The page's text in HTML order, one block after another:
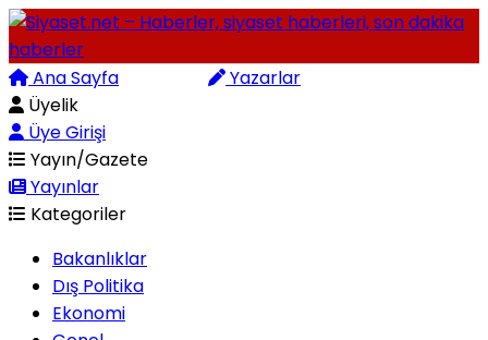
Ana Sayfa
Yazarlar
Üyelik
Üye Girişi
Yayın/Gazete
Yayınlar
Kategoriler
Bakanlıklar
Dış Politika
Ekonomi